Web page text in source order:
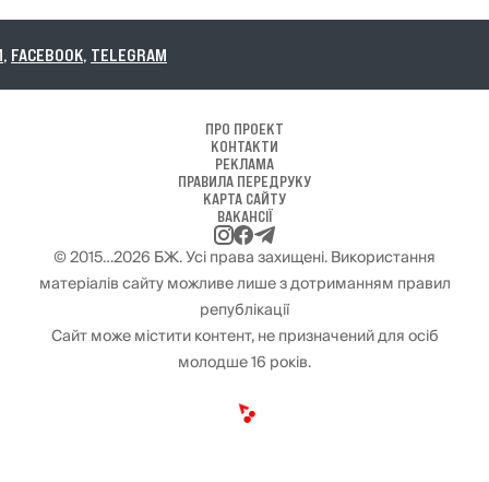
ПРО ПРОЕКТ
КОНТАКТИ
РЕКЛАМА
ПРАВИЛА ПЕРЕДРУКУ
КАРТА САЙТУ
ВАКАНСІЇ
© 2015…2026 БЖ. Усі права захищені. Використання
матеріалів сайту можливе лише з дотриманням правил
републікації
Сайт може містити контент, не призначений для осіб
молодше 16 років.